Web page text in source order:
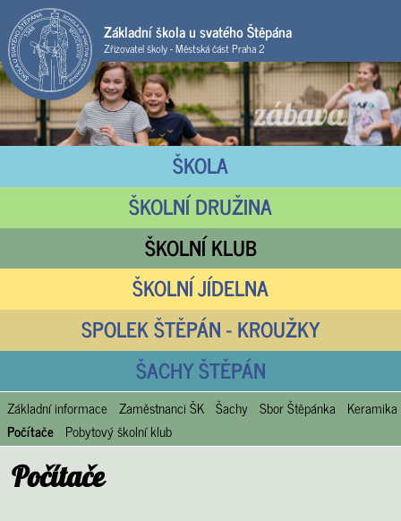
Základní škola u svatého Štěpána
Zřizovatel školy - Městská část Praha 2
ŠKOLA
ŠKOLNÍ DRUŽINA
ŠKOLNÍ KLUB
ŠKOLNÍ JÍDELNA
SPOLEK ŠTĚPÁN - KROUŽKY
ŠACHY ŠTĚPÁN
Základní informace Zaměstnanci ŠK Šachy Sbor Štěpánka
Keramika
Počítače Pobytový školní klub
Počítače